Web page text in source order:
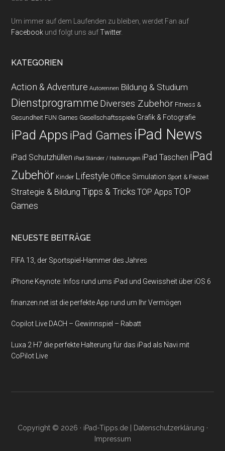
Um immer auf dem Laufenden zu bleiben, werdet Fan auf
Facebook und folgt uns aufTwitter.
KATEGORIEN
Action & Adventure Autorennen Bildung & Studium
Dienstprogramme Diverses Zubehör Fitness &
Gesundheit FUN Games Gesellschaftsspiele Grafik & Fotografie
iPad Apps iPad Games iPad News
iPad Schutzhüllen iPad Ständer / Halterungen iPad Taschen iPad
Zubehör Kinder Lifestyle Office Simulation Sport & Freizeit
Strategie & Bildung Tipps & Tricks TOP Apps TOP
Games
NEUESTE BEITRÄGE
FIFA 13, der Sportspiel-Hammer des Jahres
iPhone Keynote: Infos rund ums iPad und Gewissheit über iOS 6
finanzen.net ist die perfekte App rund um Ihr Vermögen
Copilot Live DACH – Gewinnspiel – Rabatt
Luxa 2 H7 die perfekte Halterung für das iPad als Navi mit
CoPilot Live
Copyright © 2026 · iPad-Tipps.de| Datenschutzerklärung ·
Impressum